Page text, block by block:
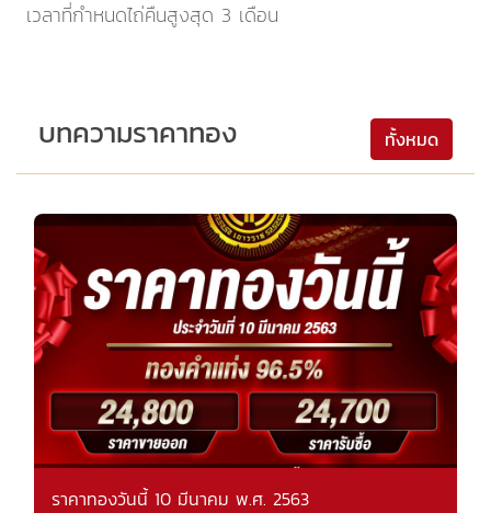
เวลาที่กำหนดไถ่คืนสูงสุด 3 เดือน
ทั้งหมด
บทความราคาทอง
ราคาทองวันนี้ 10 มีนาคม พ.ศ. 2563